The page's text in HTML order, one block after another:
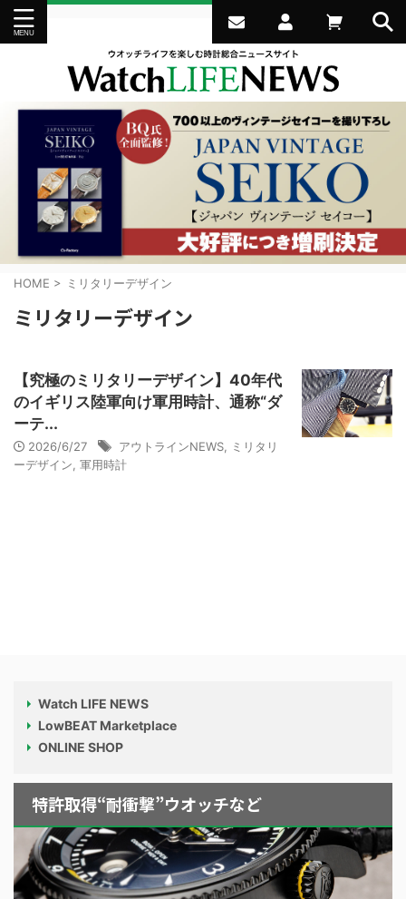
HOME > ミリタリーデザイン
ミリタリーデザイン
【究極のミリタリーデザイン】40年代
のイギリス陸軍向け軍用時計、通称“ダ
ーテ...
2026/6/27 アウトラインNEWS
ミリタリ
ーデザイン 軍用時計
Watch LIFE NEWS
LowBEAT Marketplace
ONLINE SHOP
特許取得“耐衝撃”ウオッチなど